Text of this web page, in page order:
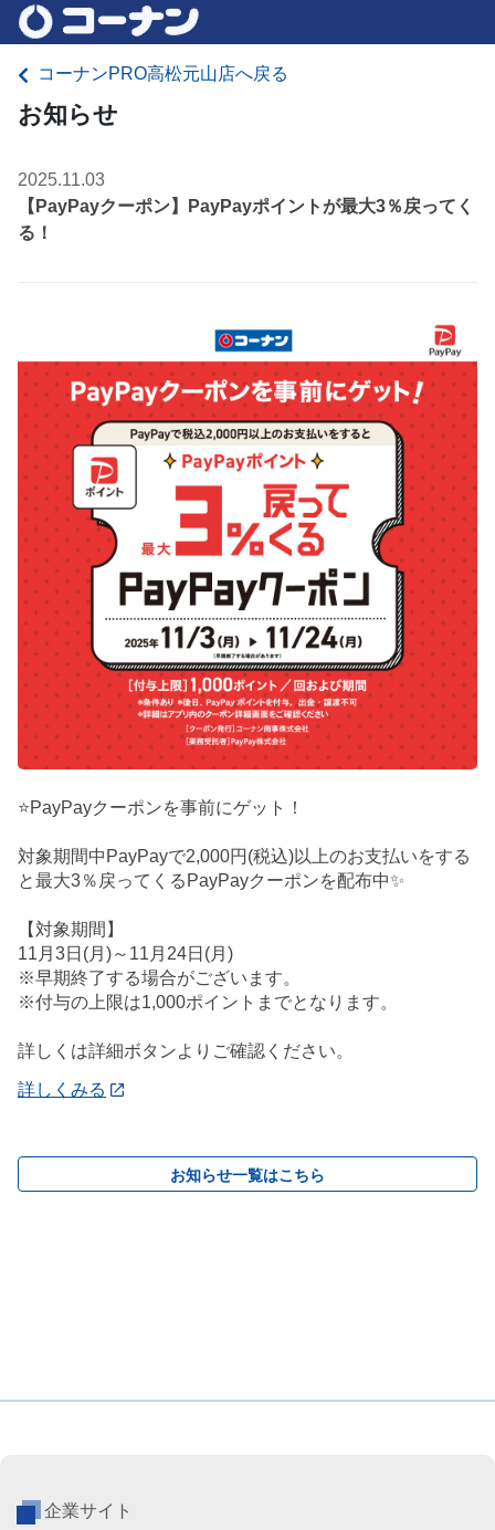
コーナンPRO高松元山店へ戻る
お知らせ
2025.11.03
【PayPayクーポン】PayPayポイントが最大3％戻ってく
る！
⭐PayPayクーポンを事前にゲット！
対象期間中PayPayで2,000円(税込)以上のお支払いをする
と最大3％戻ってくるPayPayクーポンを配布中✨
【対象期間】
11月3日(月)～11月24日(月)
※早期終了する場合がございます。
※付与の上限は1,000ポイントまでとなります。
詳しくは詳細ボタンよりご確認ください。
詳しくみる
お知らせ一覧はこちら
企業サイト